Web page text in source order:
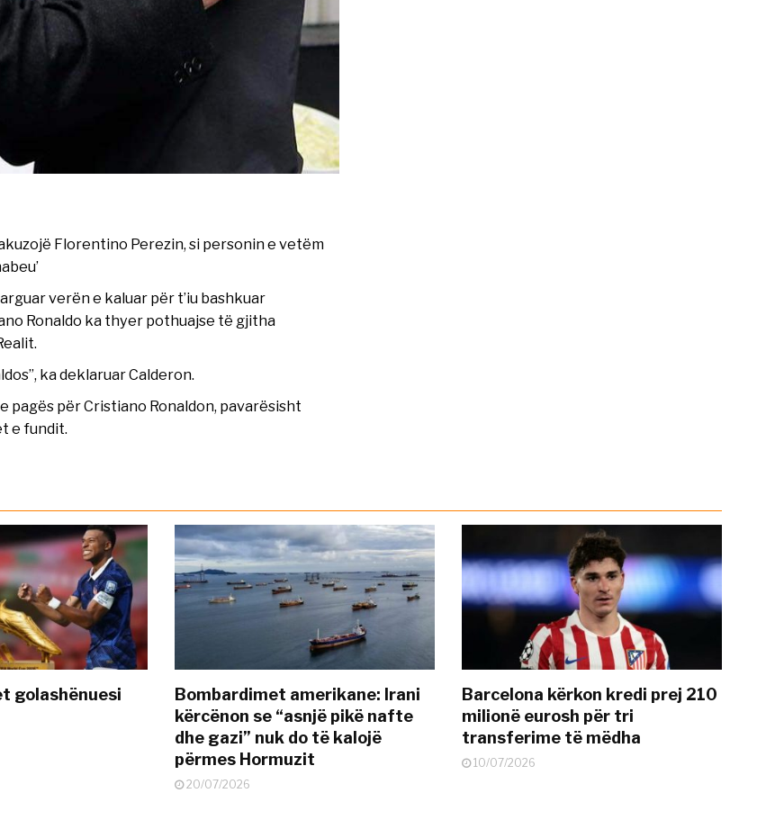
Florentino Perezin, si personin e vetëm
verën e kaluar për t’iu bashkuar
Ronaldo ka thyer pothuajse të gjitha
ka deklaruar Calderon.
për Cristiano Ronaldon, pavarësisht
e fundit.
golashënuesi
Bombardimet amerikane: Irani
kërcënon se “asnjë pikë nafte
dhe gazi” nuk do të kalojë
përmes Hormuzit
20/07/2026
Barcelona kërkon kredi prej 210
milionë eurosh për tri
transferime të mëdha
10/07/2026